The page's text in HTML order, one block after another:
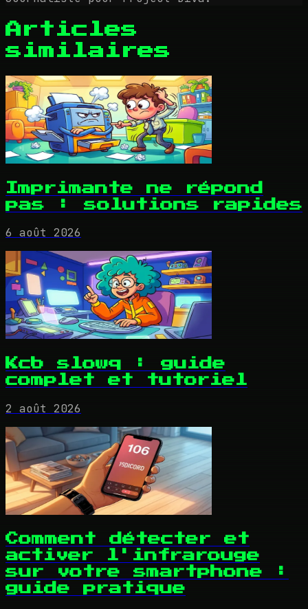
Articles
similaires
Imprimante ne répond
pas : solutions rapides
6 août 2026
Kcb slowq : guide
complet et tutoriel
2 août 2026
Comment détecter et
activer l'infrarouge
sur votre smartphone :
guide pratique